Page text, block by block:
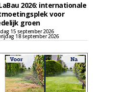
2026: internationale
voor
groen
15 september 2026
18 september 2026